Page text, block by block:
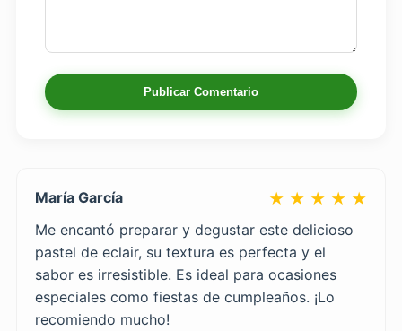
Publicar Comentario
María García ★ ★ ★ ★ ★
Me encantó preparar y degustar este delicioso
pastel de eclair, su textura es perfecta y el
sabor es irresistible. Es ideal para ocasiones
especiales como fiestas de cumpleaños. ¡Lo
recomiendo mucho!